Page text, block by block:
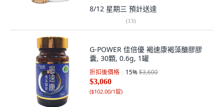
8/12 星期三 預計送達
(13)
G-POWER 佳倍優 褐速康褐藻醣膠膠
囊, 30顆, 0.6g, 1罐
折扣後價格 15%$3,600
$3,060
($102.00/1錠)